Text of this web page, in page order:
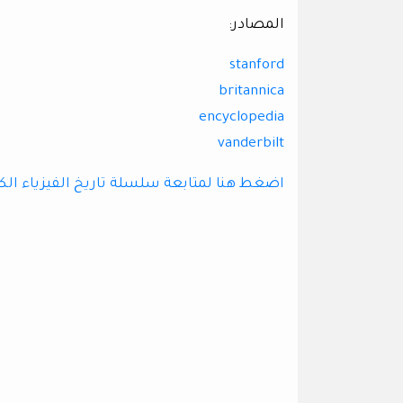
المصادر:
stanford
britannica
encyclopedia
vanderbilt
اضغط هنا لمتابعة سلسلة تاريخ الفيزياء